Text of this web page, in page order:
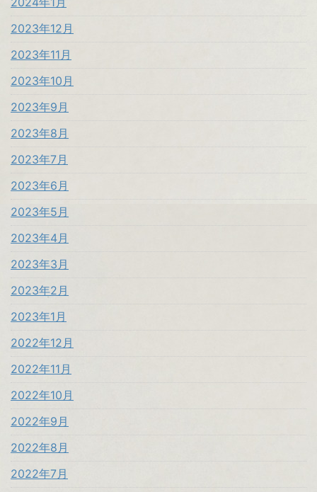
2023年12月
2023年11月
2023年10月
2023年9月
2023年8月
2023年7月
2023年6月
2023年5月
2023年4月
2023年3月
2023年2月
2023年1月
2022年12月
2022年11月
2022年10月
2022年9月
2022年8月
2022年7月